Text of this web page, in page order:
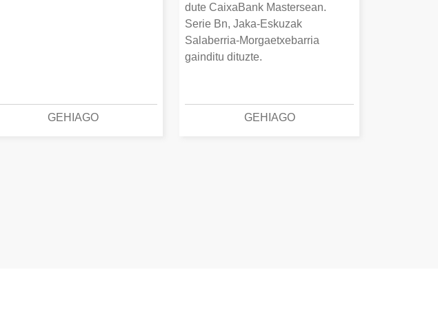
GEHIAGO
dute CaixaBank Mastersean.
Serie Bn, Jaka-Eskuzak
Salaberria-Morgaetxebarria
gainditu dituzte.
GEHIAGO